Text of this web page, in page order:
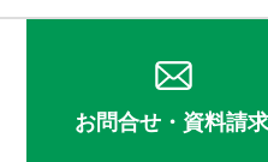
お問合せ・資料請